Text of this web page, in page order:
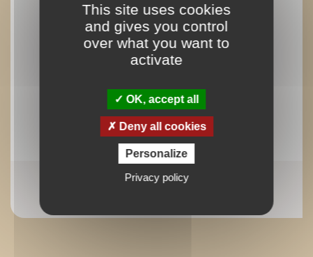
The Buddha of Compassion
This site uses cookies
and gives you control
over what you want to
activate
OK, accept all
Deny all cookies
Personalize
Privacy policy